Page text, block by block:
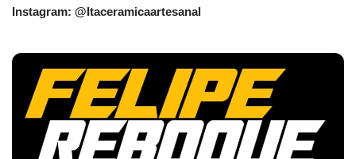
Instagram: @Itaceramicaartesanal